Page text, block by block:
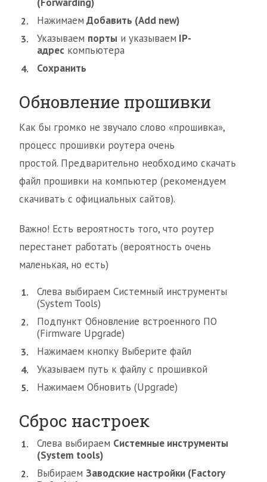
Нажимаем Добавить (Add new)
Указываем порты и указываем IP-
адрес компьютера
Сохранить
Обновление прошивки
Как бы громко не звучало слово «прошивка»,
процесс прошивки роутера очень
простой. Предварительно необходимо скачать
файл прошивки на компьютер (рекомендуем
скачивать с официальных сайтов).
Важно! Есть вероятность того, что роутер
перестанет работать (вероятность очень
маленькая, но есть)
Слева выбираем Системный инструменты
(System Tools)
Подпункт Обновление встроенного ПО
(Firmware Upgrade)
Нажимаем кнопку Выберите файл
Указываем путь к файлу с прошивкой
Нажимаем Обновить (Upgrade)
Сброс настроек
Слева выбираем Системные инструменты
(System tools)
Выбираем Заводские настройки (Factory